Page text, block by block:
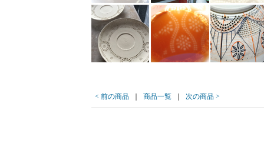
< 前の商品 ｜ 商品一覧 ｜ 次の商品 >